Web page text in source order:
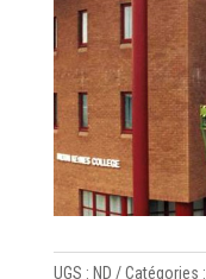
UGS : ND Catégories :